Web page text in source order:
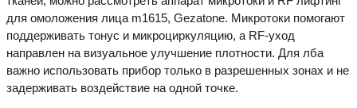
для омоложения лица m1615, Gezatone. Микротоки помогают
поддерживать тонус и микроциркуляцию, а RF-уход
направлен на визуальное улучшение плотности. Для лба
важно использовать прибор только в разрешенных зонах и не
задерживать воздействие на одной точке.